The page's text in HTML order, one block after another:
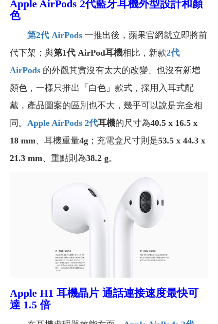
Apple AirPods 2代藍牙耳機外型設計和顏
色
第2代 AirPods 一推出後，蘋果官網就立即將前
代下架；與第1代 AirPod耳機相比，新款2代
AirPods 的外觀其實沒有太大的改變、也沒有新增
顏色，一樣只推出「白色」款式，採用入耳式配
戴，產品圖案的區別也不大，幾乎可以說是完全相
同。 Apple AirPods 2代耳機的尺寸為40.5 x 16.5 x
18 mm、耳機重量4g ；充電盒尺寸則是53.5 x 44.3 x
21.3 mm、重點則為38.2 g。
Apple H1 耳機晶片 通話連接速度最快可
達 1.5 倍